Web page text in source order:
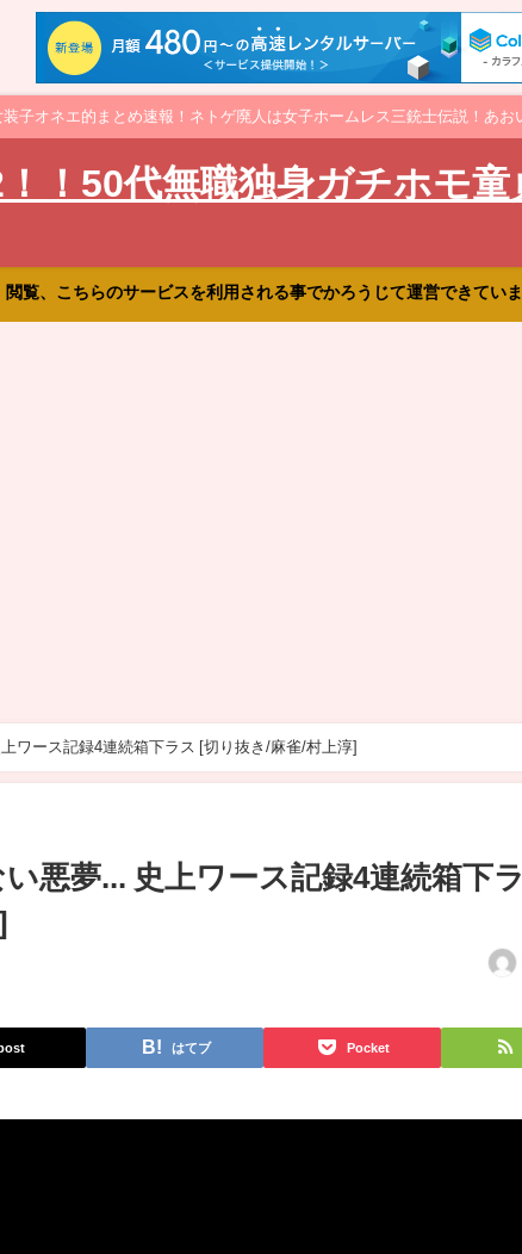
子オネエ的まとめ速報！ネトゲ廃人は女子ホームレス三銃士伝説！あ
！50代無職独身ガチホモ
覧、こちらのサービスを利用される事でかろうじて運営できてい
ワース記録4連続箱下ラス [切り抜き/麻雀/村上淳]
悪夢... 史上ワース記録4連続箱下
はてブ Pocket